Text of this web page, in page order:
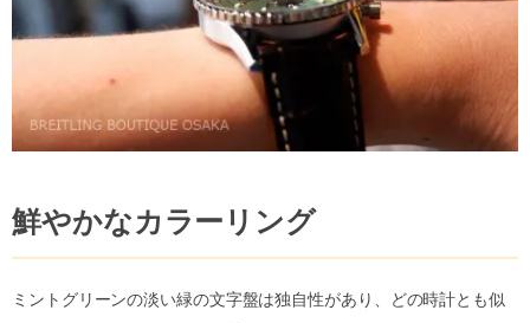
鮮やかなカラーリング
ミントグリーンの淡い緑の文字盤は独自性があり、どの時計とも似